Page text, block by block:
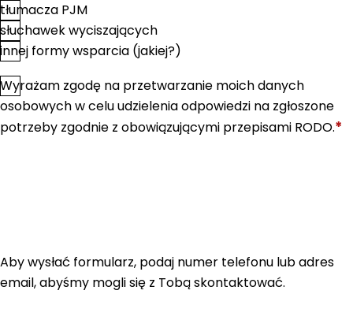
tłumacza PJM
słuchawek wyciszających
innej formy wsparcia (jakiej?)
Zgoda*
Wyrażam zgodę na przetwarzanie moich danych
osobowych w celu udzielenia odpowiedzi na zgłoszone
potrzeby zgodnie z obowiązującymi przepisami RODO.*
Aby wysłać formularz, podaj numer telefonu lub adres
email, abyśmy mogli się z Tobą skontaktować.